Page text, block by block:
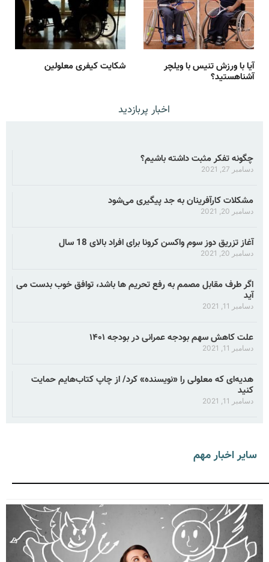
شکایت کیفری معلولین آیا با ورزش تنیس با ویلچر
آشناهستید؟
اخبار پربازدید
چگونه تفکر مثبت داشته باشیم؟
دسامبر 27, 2021
مشکلات کارآفرینان به جد پیگیری می‌شود
دسامبر 20, 2021
آغاز تزریق دوز سوم واکسن کرونا برای افراد بالای 18 سال
دسامبر 20, 2021
اگر طرف مقابل مصمم به رفع تحریم ها باشد، توافق خوب بدست می
آید
دسامبر 11, 2021
علت کاهش سهم بودجه عمرانی در بودجه ۱۴۰۱
دسامبر 11, 2021
هدیه‌ای که معلولی را «نویسنده» کرد/ از چاپ کتاب‌هایم حمایت
کنید
دسامبر 11, 2021
سایر اخبار مهم